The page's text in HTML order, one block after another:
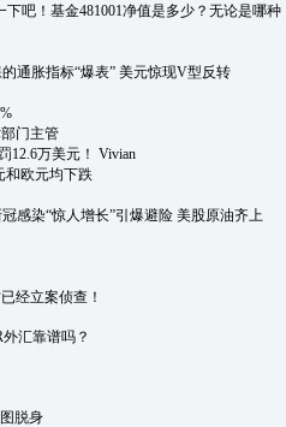
吧！基金481001净值是多少？无论是哪种
通胀指标“爆表” 美元惊现V型反转
门主管
12.6万美元！ Vivian
和欧元均下跌
感染“惊人增长”引爆避险 美股原油齐上
经立案侦查！
汇靠谱吗？
脱身